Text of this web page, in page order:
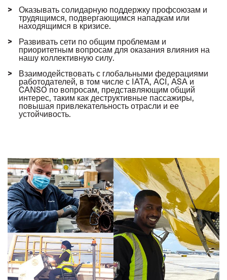
Оказывать солидарную поддержку профсоюзам и
трудящимся, подвергающимся нападкам или
находящимся в кризисе.
Развивать сети по общим проблемам и
приоритетным вопросам для оказания влияния на
нашу коллективную силу.
Взаимодействовать с глобальными федерациями
работодателей, в том числе с IATA, ACI, ASA и
CANSO по вопросам, представляющим общий
интерес, таким как деструктивные пассажиры,
повышая привлекательность отрасли и ее
устойчивость.